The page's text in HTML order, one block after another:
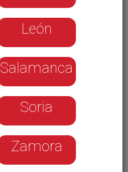
León
Salamanca
Soria
Zamora